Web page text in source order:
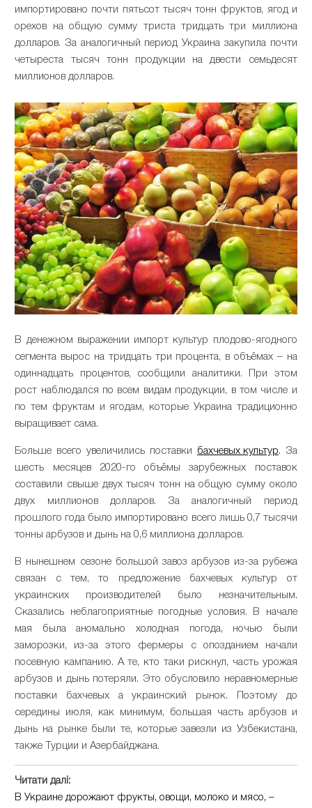
импортировано почти пятьсот тысяч тонн фруктов, ягод и
орехов на общую сумму триста тридцать три миллиона
долларов. За аналогичный период Украина закупила почти
четыреста тысяч тонн продукции на двести семьдесят
миллионов долларов.
В денежном выражении импорт культур плодово-ягодного
сегмента вырос на тридцать три процента, в объёмах – на
одиннадцать процентов, сообщили аналитики. При этом
рост наблюдался по всем видам продукции, в том числе и
по тем фруктам и ягодам, которые Украина традиционно
выращивает сама.
Больше всего увеличились поставки бахчевых культур. За
шесть месяцев 2020-го объёмы зарубежных поставок
составили свыше двух тысяч тонн на общую сумму около
двух миллионов долларов. За аналогичный период
прошлого года было импортировано всего лишь 0,7 тысячи
тонны арбузов и дынь на 0,6 миллиона долларов.
В нынешнем сезоне большой завоз арбузов из-за рубежа
связан с тем, то предложение бахчевых культур от
украинских производителей было незначительным.
Сказались неблагоприятные погодные условия. В начале
мая была аномально холодная погода, ночью были
заморозки, из-за этого фермеры с опозданием начали
посевную кампанию. А те, кто таки рискнул, часть урожая
арбузов и дынь потеряли. Это обусловило неравномерные
поставки бахчевых а украинский рынок. Поэтому до
середины июля, как минимум, большая часть арбузов и
дынь на рынке были те, которые завезли из Узбекистана,
также Турции и Азербайджана.
Читати далі:
В Украине дорожают фрукты, овощи, молоко и мясо, –